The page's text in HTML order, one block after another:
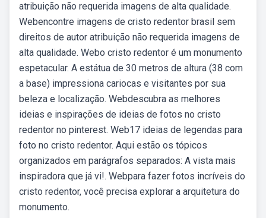
atribuição não requerida imagens de alta qualidade.
Webencontre imagens de cristo redentor brasil sem
direitos de autor atribuição não requerida imagens de
alta qualidade. Webo cristo redentor é um monumento
espetacular. A estátua de 30 metros de altura (38 com
a base) impressiona cariocas e visitantes por sua
beleza e localização. Webdescubra as melhores
ideias e inspirações de ideias de fotos no cristo
redentor no pinterest. Web17 ideias de legendas para
foto no cristo redentor. Aqui estão os tópicos
organizados em parágrafos separados: A vista mais
inspiradora que já vi!. Webpara fazer fotos incríveis do
cristo redentor, você precisa explorar a arquitetura do
monumento.